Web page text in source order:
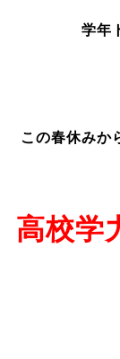
学年
この春休みか
高校学